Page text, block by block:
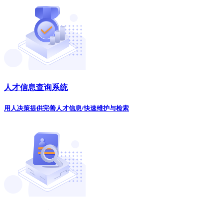
人才信息查询系统
用人决策提供完善人才信息/快速维护与检索